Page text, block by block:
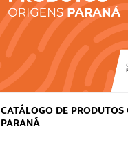
CATÁLOGO DE PRODUTOS
PARANÁ